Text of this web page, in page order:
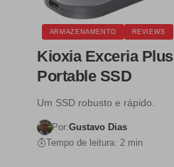
ARMAZENAMENTO REVIEWS
Kioxia Exceria Plus
Portable SSD
Um SSD robusto e rápido.
Por:Gustavo Dias
Tempo de leitura: 2 min